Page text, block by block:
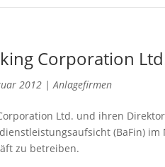
Corporation
2012 |Anlagefirmen
Ltd. und ihren
(BaFin)
zu betreiben.